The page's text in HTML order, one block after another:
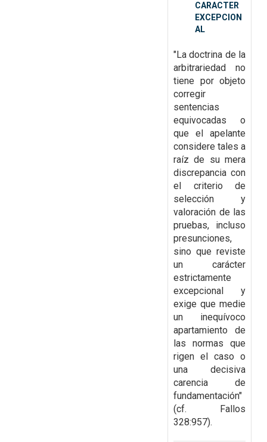
CARACTER
EXCEPCION
AL
"La doctrina de la
arbitrariedad no
tiene por objeto
corregir
sentencias
equivocadas o
que el apelante
considere tales a
raíz de su mera
discrepancia con
el criterio de
selección y
valoración de las
pruebas, incluso
presunciones,
sino que reviste
un carácter
estrictamente
excepcional y
exige que medie
un inequívoco
apartamiento de
las normas que
rigen el caso o
una decisiva
carencia de
fundamentación"
(cf. Fallos
328:957).